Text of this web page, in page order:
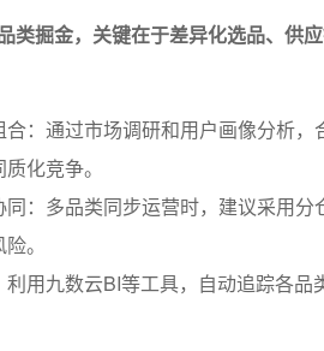
掘金，关键在于差异化选品、供应
合：通过市场调研和用户画像分析
化竞争。
：多品类同步运营时，建议采用
。
用九数云BI等工具，自动追踪各